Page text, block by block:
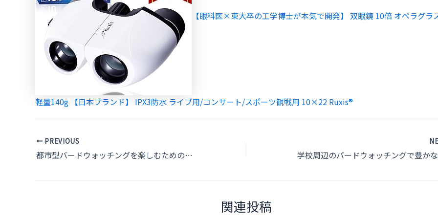
【眼科医×東大卒の工学博士が本気で開発】 双眼鏡 10倍 オペラグラ
軽量140g 【日本ブランド】 IPX3防水 ライブ用/コンサート/スポーツ観戦用 10×22 Ruxis®
Post
navigation
PREVIOUS
都市型バードウォッチングを楽しむための基本情報とコツ：都会で自然を満喫しよう！
関連投稿